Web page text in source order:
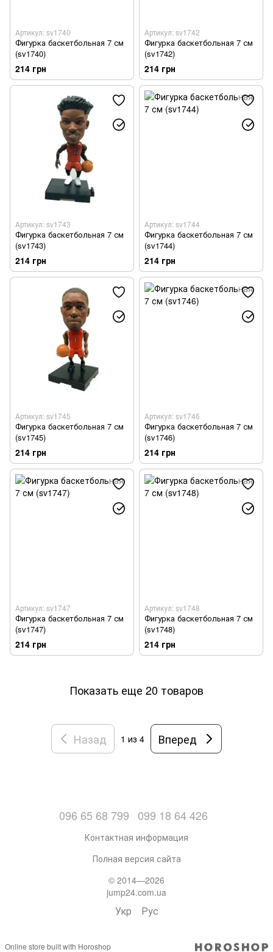
Артикул: sv1740
Фигурка баскетбольная 7 см
(sv1740)
214 грн
Артикул: sv1742
Фигурка баскетбольная 7 см
(sv1742)
214 грн
Артикул: sv1743
Фигурка баскетбольная 7 см
(sv1743)
214 грн
Артикул: sv1744
Фигурка баскетбольная 7 см
(sv1744)
214 грн
Артикул: sv1745
Фигурка баскетбольная 7 см
(sv1745)
214 грн
Артикул: sv1746
Фигурка баскетбольная 7 см
(sv1746)
214 грн
Артикул: sv1747
Фигурка баскетбольная 7 см
(sv1747)
214 грн
Артикул: sv1748
Фигурка баскетбольная 7 см
(sv1748)
214 грн
Показать еще 20 товаров
Назад 1 из 4 Вперед
096 65 68 799 099 18 64 426
Контактная информация
Полная версия сайта
© 2014—2026
jump24.com.ua
Укр Рус
Online store built with Horoshop